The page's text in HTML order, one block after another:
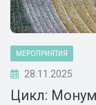
МЕРОПРИЯТИЯ
28.11.2025
Цикл: